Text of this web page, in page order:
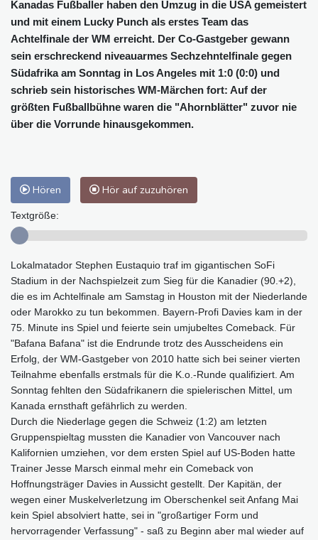
Kanadas Fußballer haben den Umzug in die USA gemeistert
und mit einem Lucky Punch als erstes Team das
Achtelfinale der WM erreicht. Der Co-Gastgeber gewann
sein erschreckend niveauarmes Sechzehntelfinale gegen
Südafrika am Sonntag in Los Angeles mit 1:0 (0:0) und
schrieb sein historisches WM-Märchen fort: Auf der
größten Fußballbühne waren die "Ahornblätter" zuvor nie
über die Vorrunde hinausgekommen.
Hören Hör auf zuzuhören
Textgröße:
Lokalmatador Stephen Eustaquio traf im gigantischen SoFi
Stadium in der Nachspielzeit zum Sieg für die Kanadier (90.+2),
die es im Achtelfinale am Samstag in Houston mit der Niederlande
oder Marokko zu tun bekommen. Bayern-Profi Davies kam in der
75. Minute ins Spiel und feierte sein umjubeltes Comeback. Für
"Bafana Bafana" ist die Endrunde trotz des Ausscheidens ein
Erfolg, der WM-Gastgeber von 2010 hatte sich bei seiner vierten
Teilnahme ebenfalls erstmals für die K.o.-Runde qualifiziert. Am
Sonntag fehlten den Südafrikanern die spielerischen Mittel, um
Kanada ernsthaft gefährlich zu werden.
Durch die Niederlage gegen die Schweiz (1:2) am letzten
Gruppenspieltag mussten die Kanadier von Vancouver nach
Kalifornien umziehen, vor dem ersten Spiel auf US-Boden hatte
Trainer Jesse Marsch einmal mehr ein Comeback von
Hoffnungsträger Davies in Aussicht gestellt. Der Kapitän, der
wegen einer Muskelverletzung im Oberschenkel seit Anfang Mai
kein Spiel absolviert hatte, sei in "großartiger Form und
hervorragender Verfassung" - saß zu Beginn aber mal wieder auf